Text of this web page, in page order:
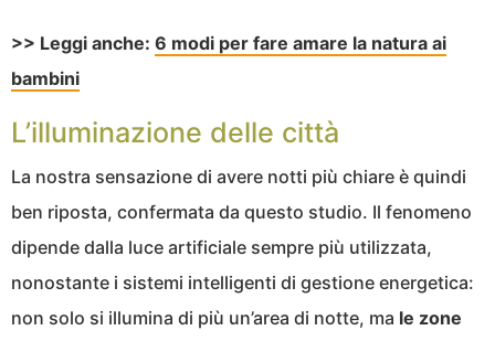
>> Leggi anche: 6 modi per fare amare la natura ai
bambini
L’illuminazione delle città
La nostra sensazione di avere notti più chiare è quindi
ben riposta, confermata da questo studio. Il fenomeno
dipende dalla luce artificiale sempre più utilizzata,
nonostante i sistemi intelligenti di gestione energetica:
non solo si illumina di più un’area di notte, ma le zone